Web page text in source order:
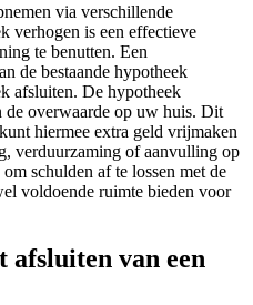
via verschillende
verhogen is een effectieve
te benutten. Een
de bestaande hypotheek
afsluiten. De hypotheek
de overwaarde op uw huis. Dit
hiermee extra geld vrijmaken
verduurzaming of aanvulling op
schulden af te lossen met de
voldoende ruimte bieden voor
afsluiten van een